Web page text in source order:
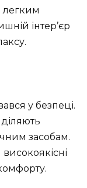
легким
інтер’єр
у безпеці.
засобам.